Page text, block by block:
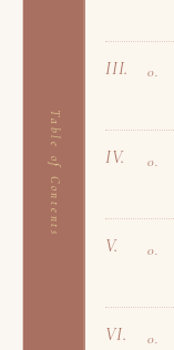
Table of Contents